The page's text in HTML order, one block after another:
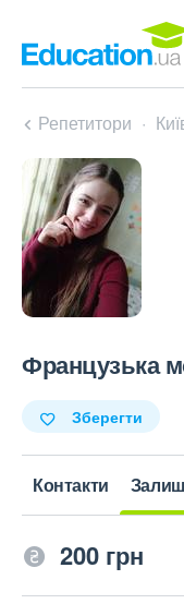
Репетитори
Французька
Зберегти
Контакти
200 грн